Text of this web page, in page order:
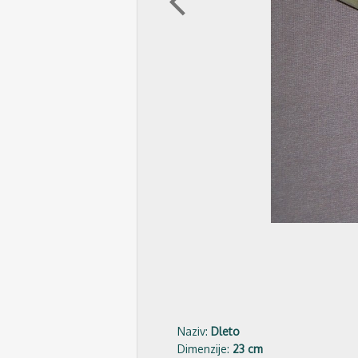
Naziv: Dleto
Dimenzije: 23 cm